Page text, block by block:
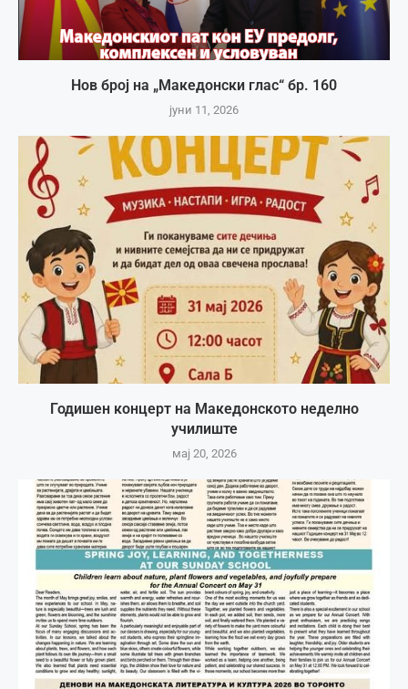
Нов број на „Македонски глас“ бр. 160
јуни 11, 2026
Годишен концерт на Македонското неделно
училиште
мај 20, 2026